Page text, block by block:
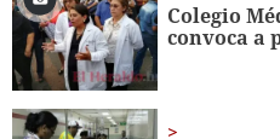
Colegio
convoca a